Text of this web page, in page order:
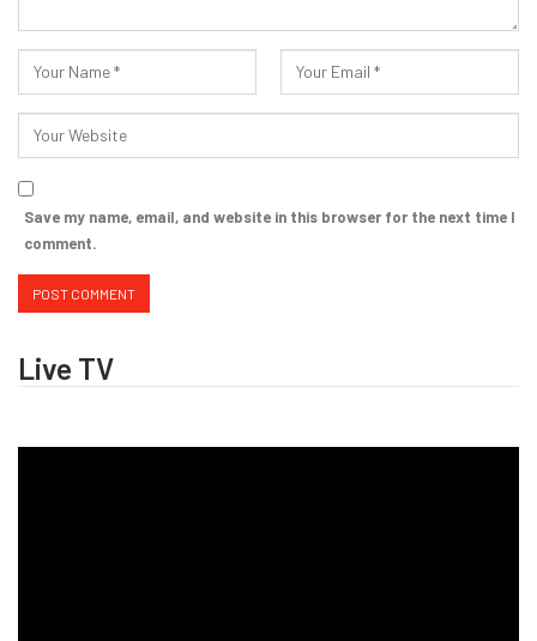
Save my name, email, and website in this browser for the next time I
comment.
Live TV